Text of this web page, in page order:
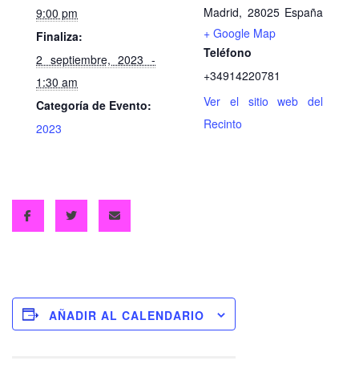
9:00 pm
Finaliza:
2 septiembre, 2023 -
1:30 am
Categoría de Evento:
2023
Madrid, 28025 España
+ Google Map
Teléfono
+34914220781
Ver el sitio web del
Recinto
AÑADIR AL CALENDARIO